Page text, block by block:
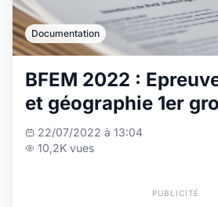
Documentation
BFEM 2022 :
et géographie 1er
22/07/2022 à 13:04
10,2K vues
PUBLICITÉ